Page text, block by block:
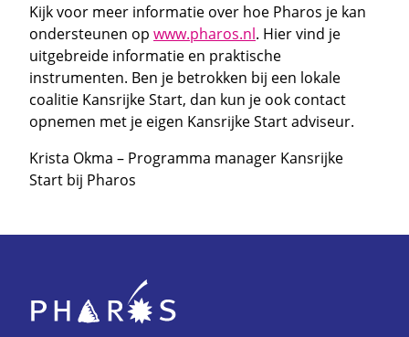
Kijk voor meer informatie over hoe Pharos je kan
ondersteunen op www.pharos.nl. Hier vind je
uitgebreide informatie en praktische
instrumenten. Ben je betrokken bij een lokale
coalitie Kansrijke Start, dan kun je ook contact
opnemen met je eigen Kansrijke Start adviseur.
Krista Okma – Programma manager Kansrijke
Start bij Pharos